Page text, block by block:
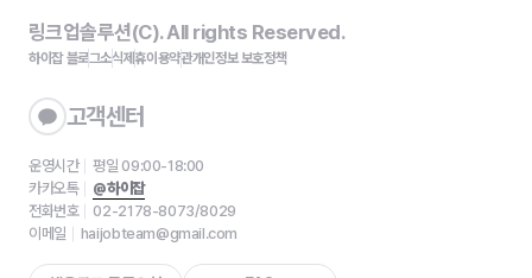
링크업솔루션(C). All rights Reserved.
하이잡 블로그소식제휴이용약관개인정보 보호정책
고객센터
운영시간
평일 09:00-18:00
카카오톡
@하이잡
전화번호
02-2178-8073/8029
이메일
haijobteam@gmail.com